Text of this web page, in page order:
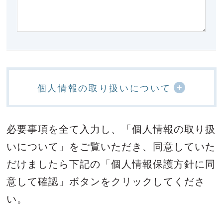
個人情報の取り扱いについて
必要事項を全て入力し、「個人情報の取り扱
いについて」をご覧いただき、 同意していた
だけましたら下記の「個人情報保護方針に同
意して確認」ボタンをクリックしてくださ
い。